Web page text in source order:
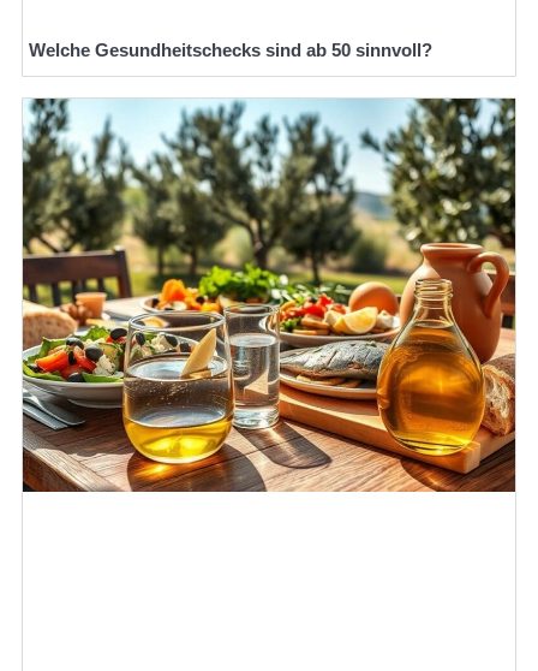
Welche Gesundheitschecks sind ab 50 sinnvoll?